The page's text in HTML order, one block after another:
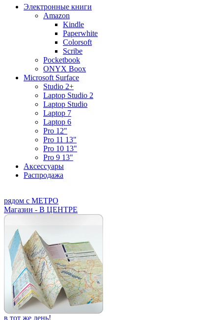
Электронные книги
Amazon
Kindle
Paperwhite
Colorsoft
Scribe
Pocketbook
ONYX Boox
Microsoft Surface
Studio 2+
Laptop Studio 2
Laptop Studio
Laptop 7
Laptop 6
Pro 12"
Pro 11 13"
Pro 10 13"
Pro 9 13"
Аксессуары
Распродажа
рядом с МЕТРО
Магазин - В ЦЕНТРЕ
в тот же день!